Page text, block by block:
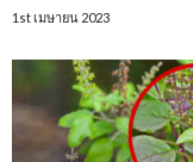
1st เมษายน 2023